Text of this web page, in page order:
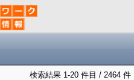
検索結果 1-20 件目 / 2464 件